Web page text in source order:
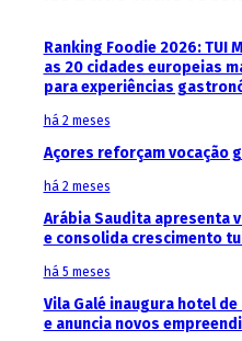
Ranking Foodie 2026: TUI
as 20 cidades europeias
para experiências
há 2 meses
Açores reforçam vocação
há 2 meses
Arábia Saudita apresenta
e consolida crescimento
há 5 meses
Vila Galé inaugura hotel de
e anuncia novos